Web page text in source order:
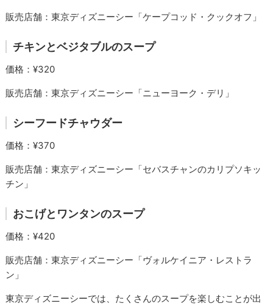
販売店舗：東京ディズニーシー「ケープコッド・クックオフ」
チキンとベジタブルのスープ
価格：¥320
販売店舗：東京ディズニーシー「ニューヨーク・デリ」
シーフードチャウダー
価格：¥370
販売店舗：東京ディズニーシー「セバスチャンのカリプソキッ
チン」
おこげとワンタンのスープ
価格：¥420
販売店舗：東京ディズニーシー「ヴォルケイニア・レストラ
ン」
東京ディズニーシーでは、たくさんのスープを楽しむことが出